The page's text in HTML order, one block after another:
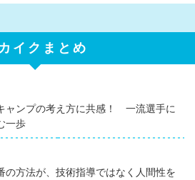
イクまとめ
ャンプの考え方に共感！ 一流選手に
一歩
の方法が、技術指導ではなく人間性を